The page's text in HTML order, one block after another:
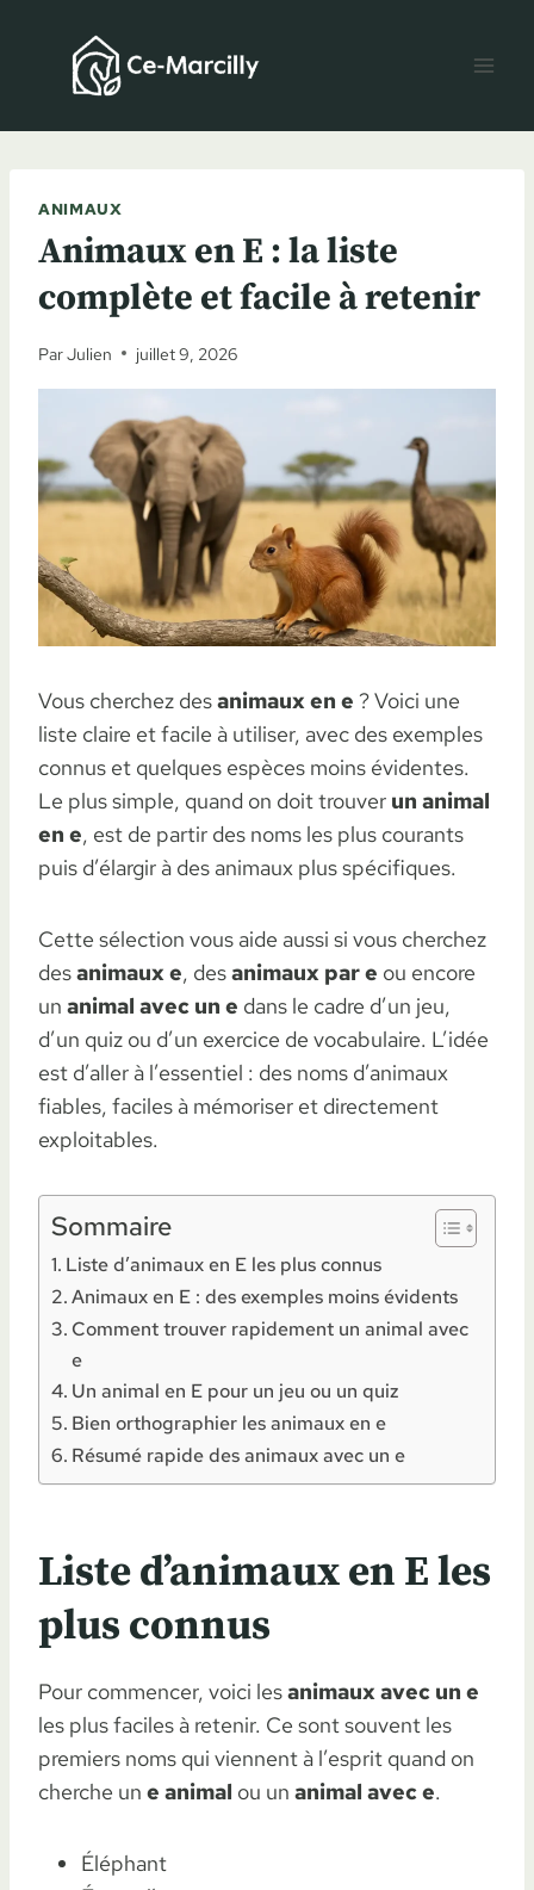
contenu
ANIMAUX
Animaux en E : la liste
complète et facile à retenir
ParJulien juillet 9, 2026
Vous cherchez desanimaux en e ? Voici une
liste claire et facile à utiliser, avec des exemples
connus et quelques espèces moins évidentes.
Le plus simple, quand on doit trouver un animal
en e, est de partir des noms les plus courants
puis d’élargir à des animaux plus spécifiques.
Cette sélection vous aide aussi si vous cherchez
desanimaux e, desanimaux par e ou encore
un animal avec un e dans le cadre d’un jeu,
d’un quiz ou d’un exercice de vocabulaire. L’idée
est d’aller à l’essentiel : des noms d’animaux
fiables, faciles à mémoriser et directement
exploitables.
Sommaire
Liste d’animaux en E les plus connus
Animaux en E : des exemples moins évidents
Comment trouver rapidement un animal avec
e
Un animal en E pour un jeu ou un quiz
Bien orthographier les animaux en e
Résumé rapide des animaux avec un e
Liste d’animaux en E les
plus connus
Pour commencer, voici lesanimaux avec un e
les plus faciles à retenir. Ce sont souvent les
premiers noms qui viennent à l’esprit quand on
cherche un e animal ou un animal avec e.
Éléphant